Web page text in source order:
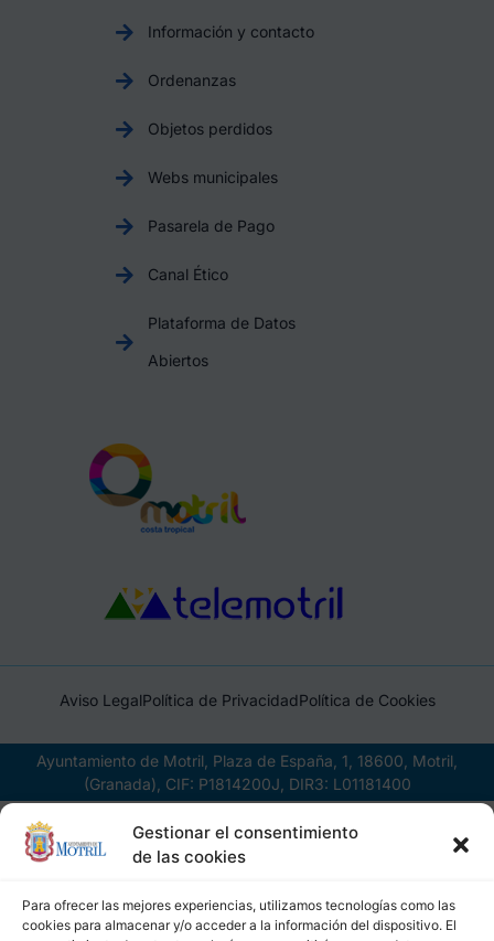
Gestionar el consentimiento
de las cookies
Para ofrecer las mejores experiencias, utilizamos tecnologías como las
cookies para almacenar y/o acceder a la información del dispositivo. El
Información y contacto
Ordenanzas
Objetos perdidos
Webs municipales
Pasarela de Pago
Canal Ético
Plataforma de Datos
Abiertos
Aviso LegalPolítica de PrivacidadPolítica de Cookies
Ayuntamiento de Motril, Plaza de España, 1, 18600, Motril,
(Granada), CIF: P1814200J, DIR3: L01181400